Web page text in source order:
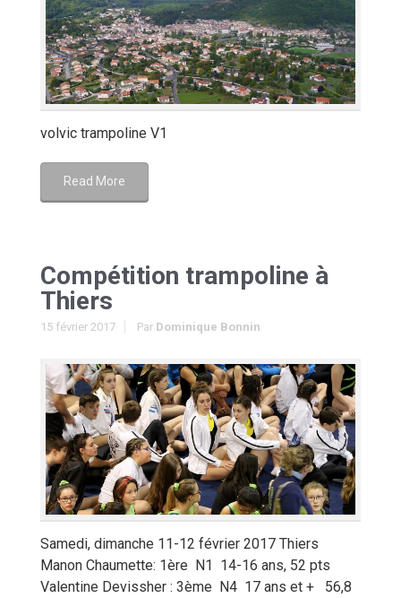
volvic trampoline V1
Read More
Compétition trampoline à
Thiers
15 février 2017 Par Dominique Bonnin
Samedi, dimanche 11-12 février 2017 Thiers
Manon Chaumette: 1ère N1 14-16 ans, 52 pts
Valentine Devissher : 3ème N4 17 ans et + 56,8